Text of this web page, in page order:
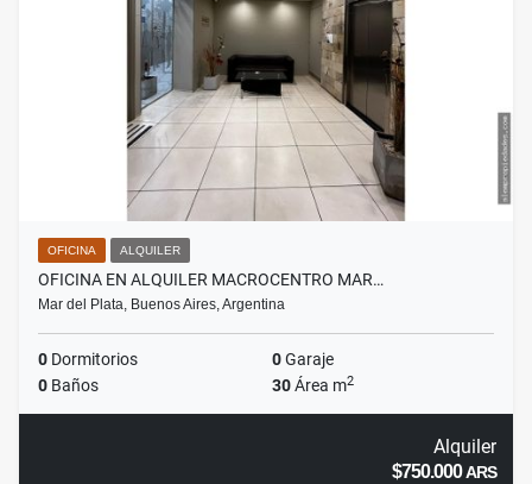
OFICINA ALQUILER
OFICINA EN ALQUILER MACROCENTRO MAR…
Mar del Plata, Buenos Aires, Argentina
0 Dormitorios 0Garaje
0 Baños 30Área m2
Alquiler
$750.000ARS